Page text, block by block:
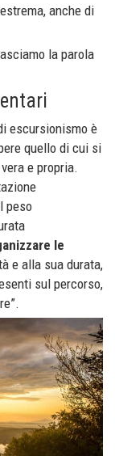
anche di
la parola
escursionismo è
quello di cui si
e propria.
peso
le
e alla sua durata,
sul percorso,